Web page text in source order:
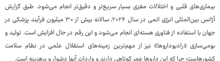
بیماری‌های قلبی و اختلالات مغزی بسیار سریع‌تر و دقیق‌تر انجام می‌شود. طبق گزارش
آژانس بین‌المللی انرژی اتمی در سال ۲۰۲۴، سالانه بیش از ۳۰ میلیون فرآیند پزشکی در
جهان با استفاده از فناوری هسته‌ای انجام می‌شود و این رقم در حال افزایش است. تولید و
بومی‌سازی «رادیوداروها» نیز از مهم‌ترین زمینه‌های استقلال علمی در نظام سلامت